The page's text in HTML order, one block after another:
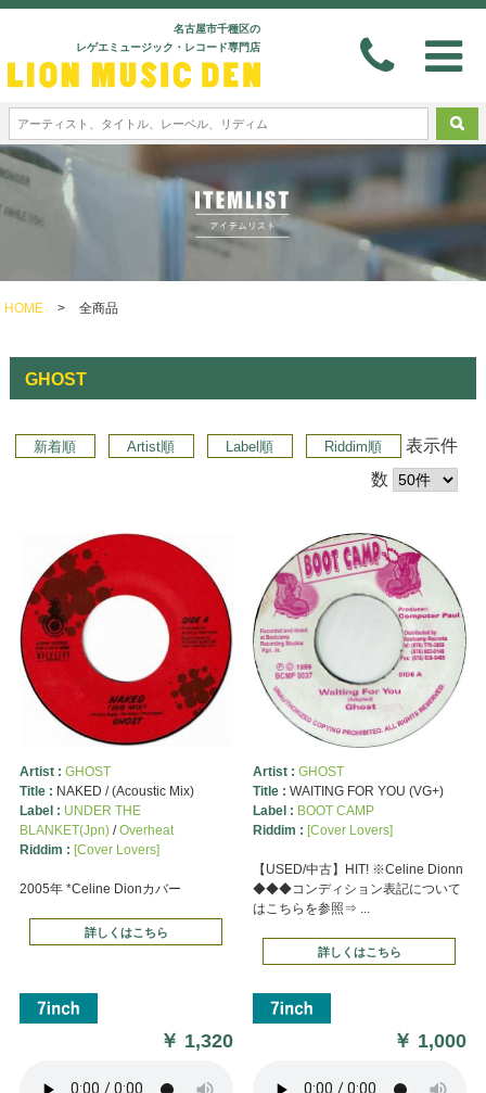
名古屋市千種区の
レゲエミュージック・レコード専門店
HOME > 全商品
GHOST
新着順 Artist順 Label順 Riddim順
表示件
数
Artist : GHOST
Title : NAKED / (Acoustic Mix)
Label : UNDER THE
BLANKET(Jpn)/Overheat
Riddim : [Cover Lovers]
2005年 *Celine Dionカバー
詳しくはこちら
￥ 1,320
Artist : GHOST
Title : WAITING FOR YOU (VG+)
Label : BOOT CAMP
Riddim : [Cover Lovers]
【USED/中古】HIT! ※Celine Dionn
◆◆◆コンディション表記について
はこちらを参照⇒ ...
詳しくはこちら
￥ 1,000